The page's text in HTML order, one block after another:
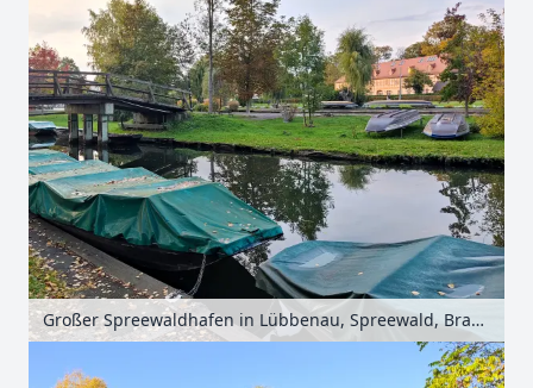
Großer Spreewaldhafen in Lübbenau, Spreewald, Brandenburg, Deutschland